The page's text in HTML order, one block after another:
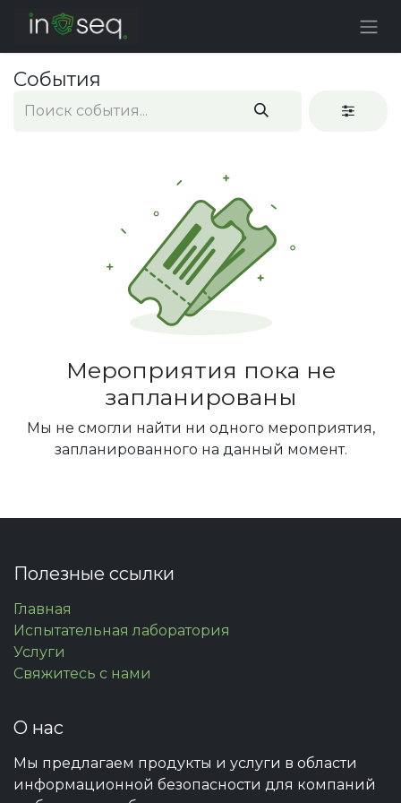
События
Мероприятия пока не
запланированы
Мы не смогли найти ни одного мероприятия,
запланированного на данный момент.
Полезные ссылки
Главная
Испытательная лаборатория
Услуги
Свяжитесь с нами
О нас
Мы предлагаем продукты и услуги в области
информационной безопасности для компаний